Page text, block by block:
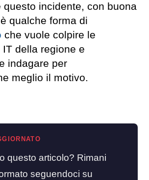
questo incidente, con buona
qualche forma di
che vuole colpire le
della regione e
indagare per
meglio il motivo.
questo articolo? Rimani
seguendoci su